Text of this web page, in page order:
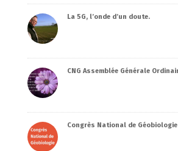
La 5G, l’onde d’un doute.
CNG Assemblée Générale
Congrès National de